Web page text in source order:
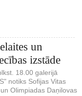
un
izstāde
18.00 galerijā
notiks Sofijas Vitas
Olimpiadas Daņilovas